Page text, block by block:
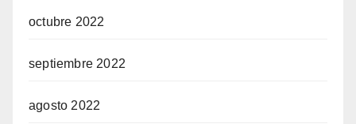
octubre 2022
septiembre 2022
agosto 2022